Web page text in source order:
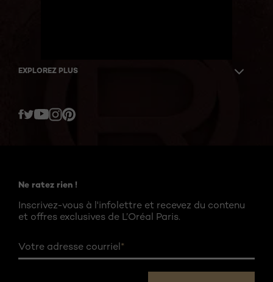
EXPLOREZ PLUS
Twitter
Ne ratez rien !
Inscrivez-vous à l'infolettre et recevez du contenu
et offres exclusives de L’Oréal Paris.
Votre adresse courriel*